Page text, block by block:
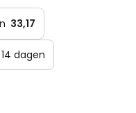
33,17
dagen